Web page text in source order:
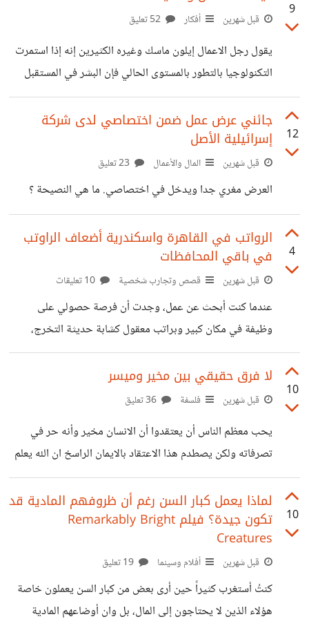
ما فصله الزمن و يثبت ما غيبته آلة الزيف.. صراحة الكل يتمنى
يقرأ التاريخ عامة و تاريخ الأمة الاسلامية خاصة يخلص الى
نتيجة
9
قبل شهرين أفكار
يقول رجل الاعمال إيلون ماسك وغيره الكثيرين إنه إذا استمرت
التكنولوجيا بالتطور بالمستوى الحالي فإن البشر في المستقبل
سيكونون قادرين على صنع واقع افتراضي، وقد نكون نحن نعيش
في هذا العالم الافتراضي الآن ، فإحتمال ان يكون هذا العالم هو
العالم الحقيقي لا يتعدى واحد من مليار. كل يوم يصدمنا العلم
باكتشاف جديد يثبت لنا أن العالم في حقيقته ليس كما نراه نحن،
فالصوت هو مجرد اهتزازات في الهواء وما نسمعه ترجمة عقلية
12
جائني عرض عمل ضمن اختصاصي لدى شركة
إسرائيلية الأصل
قبل شهرين المال والأعمال
العرض مغري جدا ويدخل في اختصاصي. ما هي النصيحة ؟
4
الرواتب في القاهرة واسكندرية أضعاف الراوتب
في باقي المحافظات
قبل شهرين قصص وتجارب شخصية
عندما كنت أبحث عن عمل، وجدت أن فرصة حصولي على
وظيفة في مكان كبير وبراتب معقول كشابة حديثة التخرج،
موجودة فقط في القاهرة والإسكندرية، أما باقي المحافظات
فتعاني من افتقار شديد في هذه الفرص. ولظروف سكني البعيد
عن المدن الكبيرة، لكي أحصل على فرصةٍ جيدةٍ يجب أن أسافر
ولماذا لا نعمل على كل المحافظات حتى نحافظ على التكدس
السكاني على الأقل؟ ولا أعلم أيضاً لماذا سكنك في محافظة
10
لا فرق حقيقي بين مخير وميسر
قبل شهرين فلسفة
يحب معظم الناس أن يعتقدوا أن الانسان مخير وأنه حر في
تصرفاته ولكن يصطدم هذا الاعتقاد بالايمان الراسخ ان الله يعلم
ما نفعله قبل ان نفعله وان مصير الانسان مكتوب ومقدر انا
شخصيا لا اجد تناقض او تعارض بين الفكرتين من ناحية
فالانسان مخير وحر حرية كاملة في تصرفاته، ومن ناحية أخرى
فكل ما يفعله مقدر ومكتوب ومعلوم عند الله قبل أن يتم فعله.
الخلط يحدث بسبب فهمنا القاصر لمفهوم الزمن والوقت، يقول
الممثل الأمريكي ايثان هووك "نحن لا نفهم
10
لماذا يعمل كبار السن رغم أن ظروفهم المادية قد
تكون جيدة؟ فيلم Remarkably Bright
Creatures
قبل شهرين أفلام وسينما
كنتُ أستغرب كثيراً حين أرى بعض من كبار السن يعملون خاصة
هؤلاء الذين لا يحتاجون إلى المال، بل وان أوضاعهم المادية